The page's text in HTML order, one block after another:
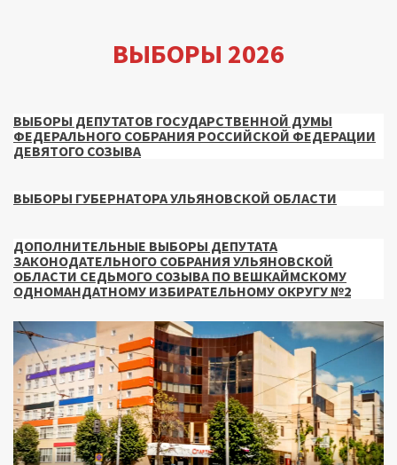
ВЫБОРЫ 2026
ВЫБОРЫ ДЕПУТАТОВ ГОСУДАРСТВЕННОЙ ДУМЫ
ФЕДЕРАЛЬНОГО СОБРАНИЯ РОССИЙСКОЙ ФЕДЕРАЦИИ
ДЕВЯТОГО СОЗЫВА
ВЫБОРЫ ГУБЕРНАТОРА УЛЬЯНОВСКОЙ ОБЛАСТИ
ДОПОЛНИТЕЛЬНЫЕ ВЫБОРЫ ДЕПУТАТА
ЗАКОНОДАТЕЛЬНОГО СОБРАНИЯ УЛЬЯНОВСКОЙ
ОБЛАСТИ СЕДЬМОГО СОЗЫВА ПО ВЕШКАЙМСКОМУ
ОДНОМАНДАТНОМУ ИЗБИРАТЕЛЬНОМУ ОКРУГУ №2